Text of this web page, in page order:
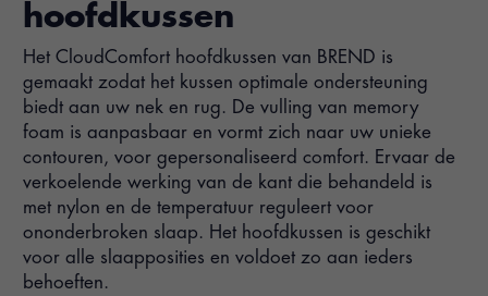
hoofdkussen
Het CloudComfort hoofdkussen van BREND is
gemaakt zodat het kussen optimale ondersteuning
biedt aan uw nek en rug. De vulling van memory
foam is aanpasbaar en vormt zich naar uw unieke
contouren, voor gepersonaliseerd comfort. Ervaar de
verkoelende werking van de kant die behandeld is
met nylon en de temperatuur reguleert voor
ononderbroken slaap. Het hoofdkussen is geschikt
voor alle slaapposities en voldoet zo aan ieders
behoeften.